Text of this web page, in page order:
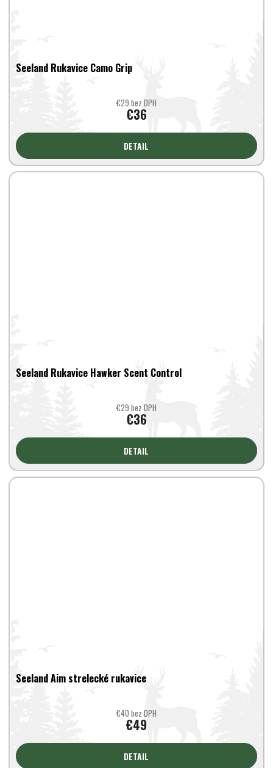
Seeland Rukavice Camo Grip
€29 bez DPH
€36
DETAIL
Seeland Rukavice Hawker Scent Control
€29 bez DPH
€36
DETAIL
Seeland Aim strelecké rukavice
€40 bez DPH
€49
DETAIL